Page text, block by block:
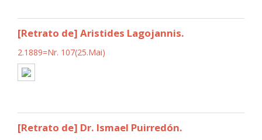
[Retrato de] Aristides Lagojannis.
2.1889=Nr. 107(25.Mai)
[Retrato de] Dr. Ismael Puirredón.